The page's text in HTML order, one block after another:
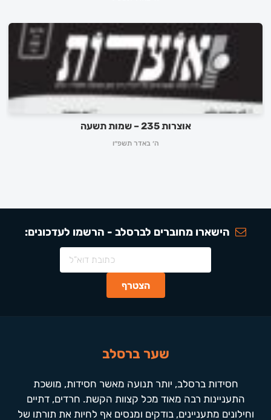
אוצרות 235 – שמות תשעה
ה׳ באדר תשפ״ו
הישארו מחוברים לברסלב - הרשמו לעדכונים:
שער ברסלב
חסידות ברסלב, יותר תנועה מאשר חסידות, מושכת
התעניינות רבה מאוד מכל קצוות הקשת. חרדים, דתיים
וחילונים מתעניינים, בודקים ומנסים אף לחיות את תורתו של